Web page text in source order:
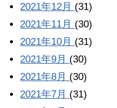
2021年12月 (31)
2021年11月 (30)
2021年10月 (31)
2021年9月 (30)
2021年8月 (30)
2021年7月 (31)